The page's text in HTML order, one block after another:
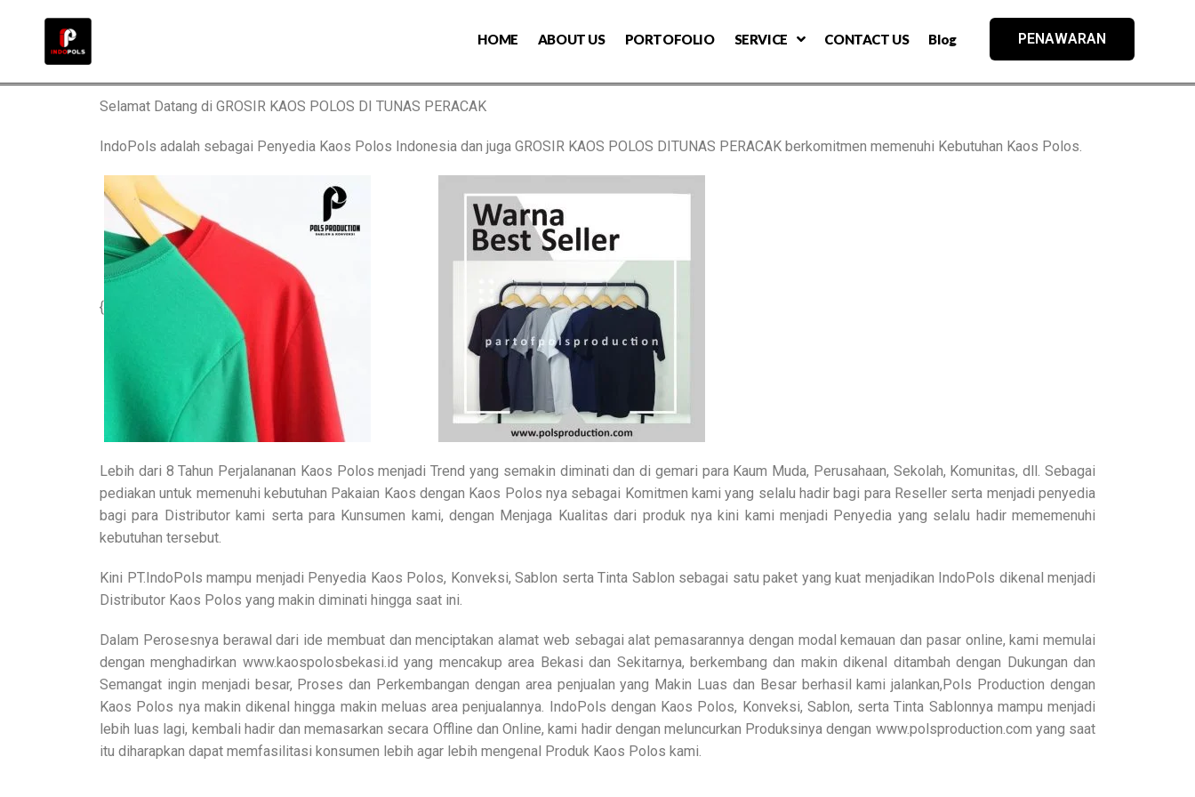
HOME ABOUT US PORTOFOLIO SERVICE CONTACT US Blog PENAWARAN
Selamat Datang di GROSIR KAOS POLOS DI TUNAS PERACAK
IndoPols adalah sebagai Penyedia Kaos Polos Indonesia dan juga GROSIR KAOS POLOS DITUNAS PERACAK berkomitmen memenuhi Kebutuhan Kaos Polos.
{
Lebih dari 8 Tahun Perjalananan Kaos Polos menjadi Trend yang semakin diminati dan di gemari para Kaum Muda, Perusahaan, Sekolah, Komunitas, dll. Sebagai
pediakan untuk memenuhi kebutuhan Pakaian Kaos dengan Kaos Polos nya sebagai Komitmen kami yang selalu hadir bagi para Reseller serta menjadi penyedia
bagi para Distributor kami serta para Kunsumen kami, dengan Menjaga Kualitas dari produk nya kini kami menjadi Penyedia yang selalu hadir mememenuhi
kebutuhan tersebut.
Kini PT.IndoPols mampu menjadi Penyedia Kaos Polos, Konveksi, Sablon serta Tinta Sablon sebagai satu paket yang kuat menjadikan IndoPols dikenal menjadi
Distributor Kaos Polos yang makin diminati hingga saat ini.
Dalam Perosesnya berawal dari ide membuat dan menciptakan alamat web sebagai alat pemasarannya dengan modal kemauan dan pasar online, kami memulai
dengan menghadirkan www.kaospolosbekasi.id yang mencakup area Bekasi dan Sekitarnya, berkembang dan makin dikenal ditambah dengan Dukungan dan
Semangat ingin menjadi besar, Proses dan Perkembangan dengan area penjualan yang Makin Luas dan Besar berhasil kami jalankan,Pols Production dengan
Kaos Polos nya makin dikenal hingga makin meluas area penjualannya. IndoPols dengan Kaos Polos, Konveksi, Sablon, serta Tinta Sablonnya mampu menjadi
lebih luas lagi, kembali hadir dan memasarkan secara Offline dan Online, kami hadir dengan meluncurkan Produksinya dengan www.polsproduction.com yang saat
itu diharapkan dapat memfasilitasi konsumen lebih agar lebih mengenal Produk Kaos Polos kami.